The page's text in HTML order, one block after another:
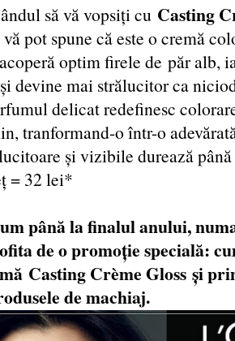
să vă vopsiți cu Casting
vă pot spune că este o cremă
optim firele de păr alb,
devine mai strălucitor ca
delicat redefinesc
tranformand-o într-o
și vizibile durează
= 32 lei*
până la finalul anului,
de o promoție specială:
Casting Crème Gloss și
de machiaj.